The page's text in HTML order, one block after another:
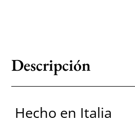
Descripción
Hecho en Italia